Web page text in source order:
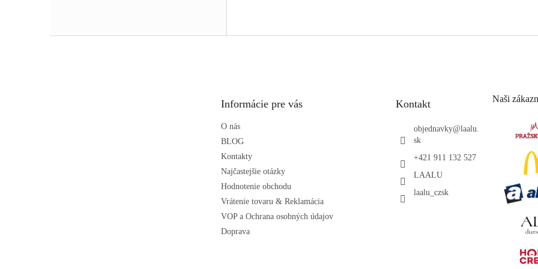
Informácie pre vás
O nás
BLOG
Kontakty
Najčastejšie otázky
Hodnotenie obchodu
Vrátenie tovaru & Reklamácia
VOP a Ochrana osobných údajov
Doprava
Kontakt
objednavky@laalu.
sk
+421 911 132 527
LAALU
laalu_czsk
Naši